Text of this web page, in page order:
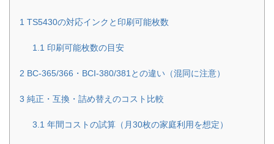
1 TS5430の対応インクと印刷可能枚数
1.1 印刷可能枚数の目安
2 BC-365/366・BCI-380/381との違い（混同に注意）
3 純正・互換・詰め替えのコスト比較
3.1 年間コストの試算（月30枚の家庭利用を想定）